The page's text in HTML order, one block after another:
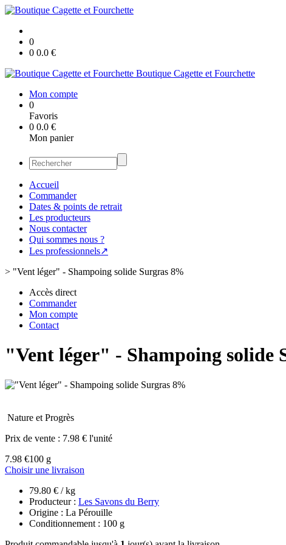
0
0 0.0 €
Boutique Cagette et Fourchette
Mon compte
0
Favoris
0 0.0 €
Mon panier
Accueil
Commander
Dates & points de retrait
Les producteurs
Nous contacter
Qui sommes nous ?
Les professionnels↗
> "Vent léger" - Shampoing solide Surgras 8%
Accès direct
Commander
Mon compte
Contact
"Vent léger" - Shampoing solide
Nature et Progrès
Prix de vente : 7.98 € l'unité
7.98 €100 g
Choisir une livraison
79.80 € / kg
Producteur : Les Savons du Berry
Origine : La Pérouille
Conditionnement : 100 g